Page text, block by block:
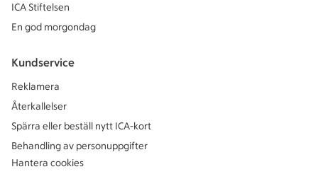
ICA Stiftelsen
En god morgondag
Kundservice
Reklamera
Återkallelser
Spärra eller beställ nytt ICA-kort
Behandling av personuppgifter
Hantera cookies